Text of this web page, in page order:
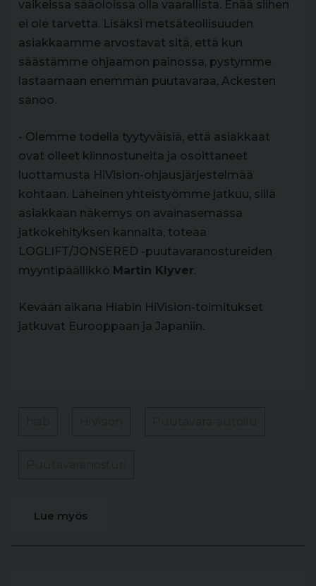
vaikeissa sääoloissa olla vaarallista. Enää siihen
ei ole tarvetta. Lisäksi metsäteollisuuden
asiakkaamme arvostavat sitä, että kun
säästämme ohjaamon painossa, pystymme
lastaamaan enemmän puutavaraa, Ackesten
sanoo.
- Olemme todella tyytyväisiä, että asiakkaat
ovat olleet kiinnostuneita ja osoittaneet
luottamusta HiVision-ohjausjärjestelmää
kohtaan. Läheinen yhteistyömme jatkuu, sillä
asiakkaan näkemys on avainasemassa
jatkokehityksen kannalta, toteaa
LOGLIFT/JONSERED -puutavaranostureiden
myyntipäällikkö Martin Klyver.
Kevään aikana Hiabin HiVision-toimitukset
jatkuvat Eurooppaan ja Japaniin.
Lue myös